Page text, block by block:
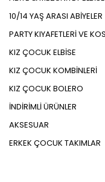
10/14 YAŞ ARASI ABİYELER
PARTY KIYAFETLERİ VE
KIZ ÇOCUK ELBİSE
KIZ ÇOCUK KOMBİNLERİ
KIZ ÇOCUK BOLERO
İNDİRİMLİ ÜRÜNLER
AKSESUAR
ERKEK ÇOCUK TAKIMLAR